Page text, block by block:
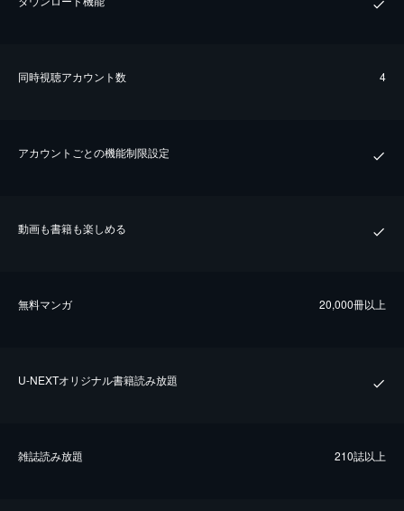
同時視聴アカウント数 4
アカウントごとの機能制限設定
動画も書籍も楽しめる
無料マンガ 20,000冊以上
U-NEXTオリジナル書籍読み放題
雑誌読み放題 210誌以上